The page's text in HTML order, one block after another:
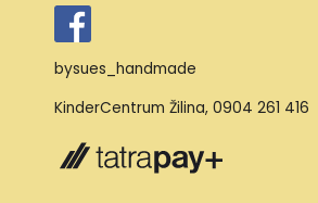
bysues_handmade
KinderCentrum Žilina, 0904 261 416